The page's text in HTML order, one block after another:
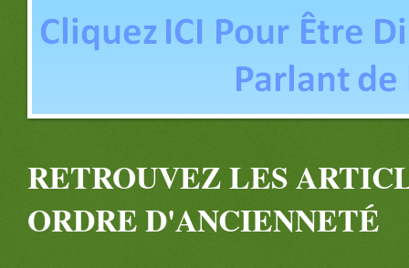
RETROUVEZ LES
ORDRE D'ANCIENNETÉ